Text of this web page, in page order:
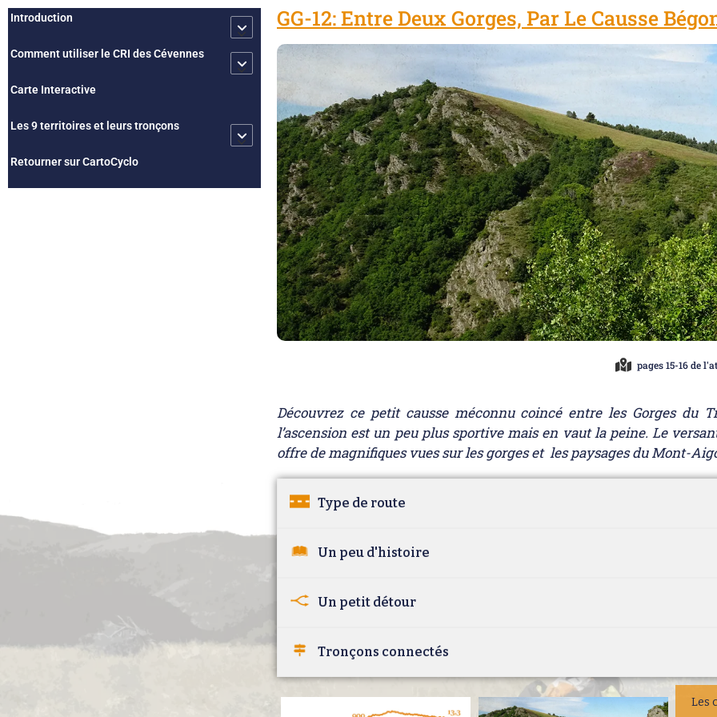
Introduction
Comment utiliser le CRI des Cévennes
Carte Interactive
Les 9 territoires et leurs tronçons
Retourner sur CartoCyclo
GG-12: Entre Deux Gorges, Par Le Causse
pages 15-16 de
Découvrez ce petit causse méconnu coincé entre les Gorges du
l’ascension est un peu plus sportive mais en vaut la peine. Le
offre de magnifiques vues sur les gorges et les paysages du Mont-
Type de route
Un peu d'histoire
Un petit détour
Tronçons connectés
Les